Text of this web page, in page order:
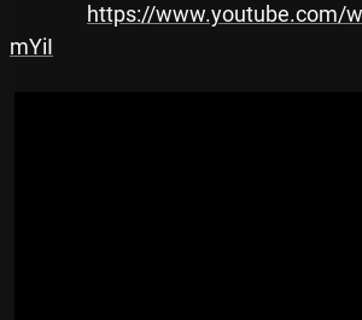
https://www.youtube.com/
mYiI